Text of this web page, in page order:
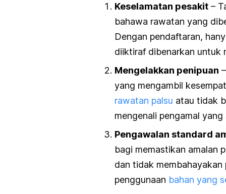
Keselamatan pesakit –
bahawa rawatan yang
Dengan pendaftaran,
diiktiraf dibenarkan untuk
Mengelakkan penipuan
yang mengambil
rawatan palsu atau tidak
mengenali pengamal
Pengawalan standard
bagi memastikan amalan
dan tidak membahayakan
penggunaan bahan yang